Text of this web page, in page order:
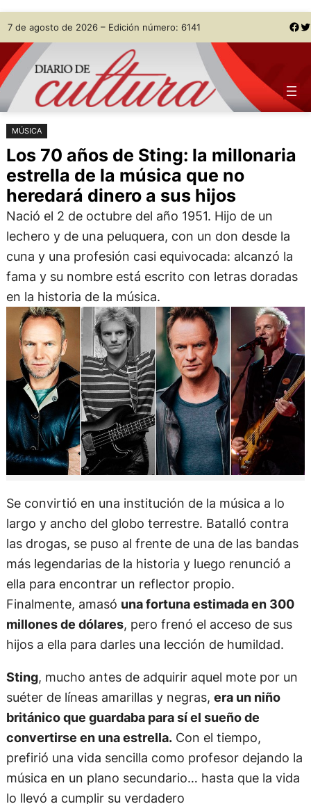
Saltar
al
contenido
Skip
to
content
7 de agosto de 2026 – Edición número: 6141 Facebook Twitter
MÚSICA
Los 70 años de Sting: la millonaria
estrella de la música que no
heredará dinero a sus hijos
Nació el 2 de octubre del año 1951. Hijo de un
lechero y de una peluquera, con un don desde la
cuna y una profesión casi equivocada: alcanzó la
fama y su nombre está escrito con letras doradas
en la historia de la música.
Se convirtió en una institución de la música a lo
largo y ancho del globo terrestre. Batalló contra
las drogas, se puso al frente de una de las bandas
más legendarias de la historia y luego renunció a
ella para encontrar un reflector propio.
Finalmente, amasó una fortuna estimada en 300
millones de dólares, pero frenó el acceso de sus
hijos a ella para darles una lección de humildad.
Sting, mucho antes de adquirir aquel mote por un
suéter de líneas amarillas y negras, era un niño
británico que guardaba para sí el sueño de
convertirse en una estrella.Con el tiempo,
prefirió una vida sencilla como profesor dejando la
música en un plano secundario… hasta que la vida
lo llevó a cumplir su verdadero